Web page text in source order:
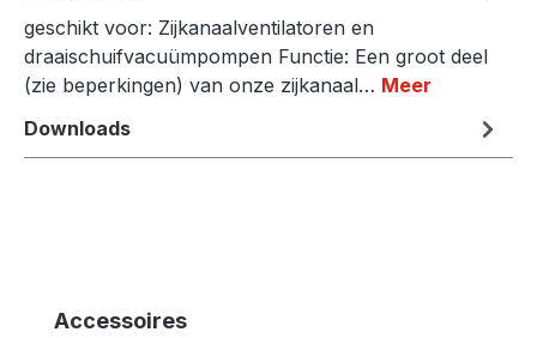
geschikt voor: Zijkanaalventilatoren en
draaischuifvacuümpompen Functie: Een groot deel
(zie beperkingen) van onze zijkanaal… Meer
Downloads
Productgalerij overslaan
Accessoires